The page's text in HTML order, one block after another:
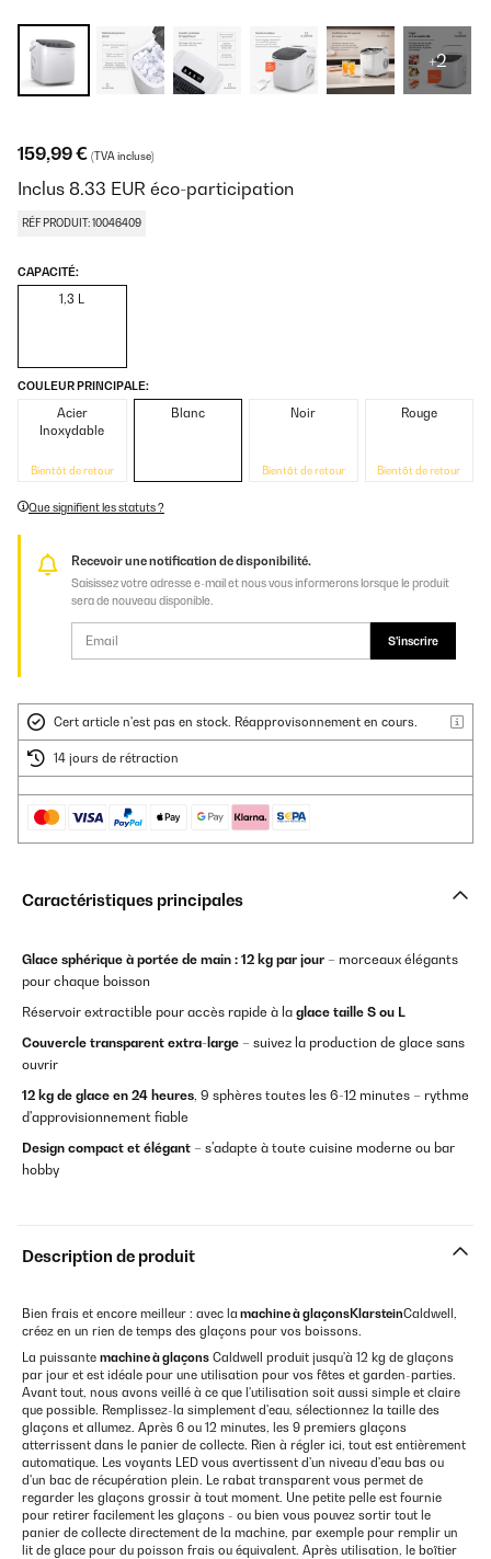
+2
159,99 € (TVA incluse)
Inclus 8.33 EUR éco-participation
RÉF PRODUIT: 10046409
CAPACITÉ:
1,3 L
COULEUR PRINCIPALE:
Acier
Inoxydable
Bientôt de retour
Blanc Noir
Bientôt de retour
Rouge
Bientôt de retour
Que signifient les statuts ?
Recevoir une notification de disponibilité.
Saisissez votre adresse e-mail et nous vous informerons lorsque le produit
sera de nouveau disponible.
S'inscrire
Cert article n'est pas en stock. Réapprovisonnement en cours.
14 jours de rétraction
Caractéristiques principales
Glace sphérique à portée de main : 12 kg par jour – morceaux élégants
pour chaque boisson
Réservoir extractible pour accès rapide à la glace taille S ou L
Couvercle transparent extra-large – suivez la production de glace sans
ouvrir
12 kg de glace en 24 heures, 9 sphères toutes les 6-12 minutes – rythme
d'approvisionnement fiable
Design compact et élégant – s'adapte à toute cuisine moderne ou bar
hobby
Description de produit
Bien frais et encore meilleur : avec la machine à glaçonsKlarsteinCaldwell,
créez en un rien de temps des glaçons pour vos boissons.
La puissante machine à glaçons Caldwell produit jusqu'à 12 kg de glaçons
par jour et est idéale pour une utilisation pour vos fêtes et garden-parties.
Avant tout, nous avons veillé à ce que l'utilisation soit aussi simple et claire
que possible. Remplissez-la simplement d'eau, sélectionnez la taille des
glaçons et allumez. Après 6 ou 12 minutes, les 9 premiers glaçons
atterrissent dans le panier de collecte. Rien à régler ici, tout est entièrement
automatique. Les voyants LED vous avertissent d'un niveau d'eau bas ou
d'un bac de récupération plein. Le rabat transparent vous permet de
regarder les glaçons grossir à tout moment. Une petite pelle est fournie
pour retirer facilement les glaçons - ou bien vous pouvez sortir tout le
panier de collecte directement de la machine, par exemple pour remplir un
lit de glace pour du poisson frais ou équivalent. Après utilisation, le boîtier